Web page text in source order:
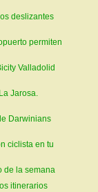
deslizantes
permiten
Valladolid
Jarosa.
Darwinians
ciclista en tu
de la semana
itinerarios